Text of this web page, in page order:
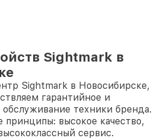
Sightmark в
Sightmark в Новосибирске,
гарантийное и
обслуживание техники бренда.
высокое качество,
сервис.